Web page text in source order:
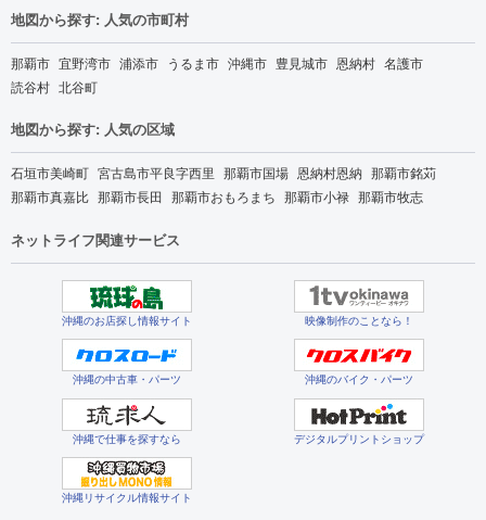
地図から探す: 人気の市町村
那覇市 宜野湾市 浦添市 うるま市 沖縄市 豊見城市 恩納村 名護市
読谷村 北谷町
地図から探す: 人気の区域
石垣市美崎町 宮古島市平良字西里 那覇市国場 恩納村恩納 那覇市銘苅
那覇市真嘉比 那覇市長田 那覇市おもろまち 那覇市小禄 那覇市牧志
ネットライフ関連サービス
沖縄のお店探し情報サイト 映像制作のことなら！
沖縄の中古車・パーツ 沖縄のバイク・パーツ
沖縄で仕事を探すなら デジタルプリントショップ
沖縄リサイクル情報サイト